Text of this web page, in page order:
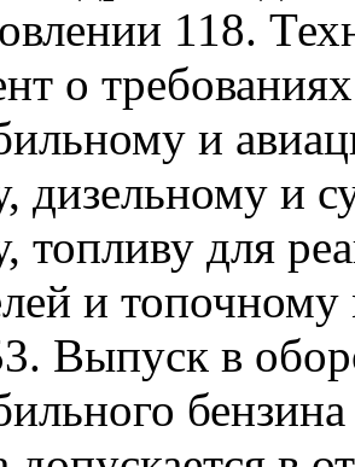
118.
о
и
дизельному и
топливу для
и топочному
Выпуск в